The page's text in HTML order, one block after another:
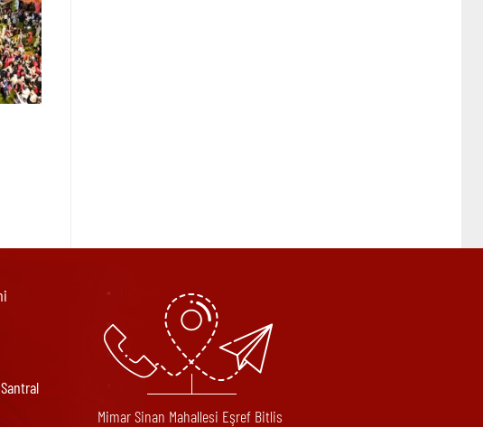
Mimar Sinan Mahallesi Eşref Bitlis